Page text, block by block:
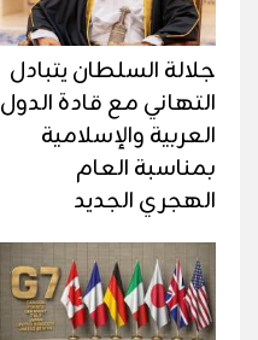
جلالة السلطان يتبادل
التهاني مع قادة الدول
العربية والإسلامية
بمناسبة العام
الهجري الجديد